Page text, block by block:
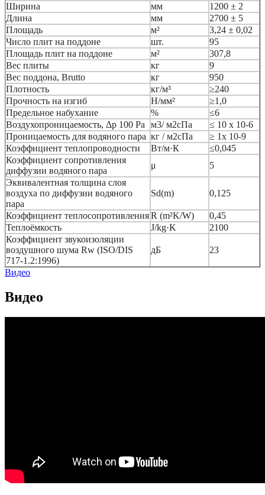
Ширина
мм
1200 ± 2
Длина
мм
2700 ± 5
Площадь
м²
3,24 ± 0,02
Число плит на поддоне
шт.
95
Площадь плит на поддоне
м²
307,8
Вес плиты
кг
9
Вес поддона, Brutto
кг
950
Плотность
кг/м³
≥240
Прочность на изгиб
Н/мм²
≥1,0
Предельное набухание
%
≤6
Воздухопроницаемость, Δp 100 Pa
м3/ м2сПа
≤ 10 x 10-6
Проницаемость для водяного пара кг / м2сПа
≥ 1x 10-9
Коэффициент теплопроводности
Вт/м·К
≤0,045
Коэффициент сопротивления
диффузии водяного пара
μ
5
Эквивалентная толщина слоя
воздуха по диффузии водяного
пара
Sd(m) 0,125
Коэффициент теплосопротивленияR (m²K/W)
0,45
Теплоёмкость
J/kg·K
2100
Коэффициент звукоизоляции
воздушного шума Rw (ISO/DIS
717-1.2:1996)
дБ 23
Видео
Видео